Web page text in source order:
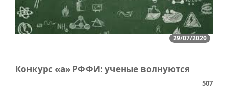
29/07/2020
Конкурс «а» РФФИ: ученые волнуются
507